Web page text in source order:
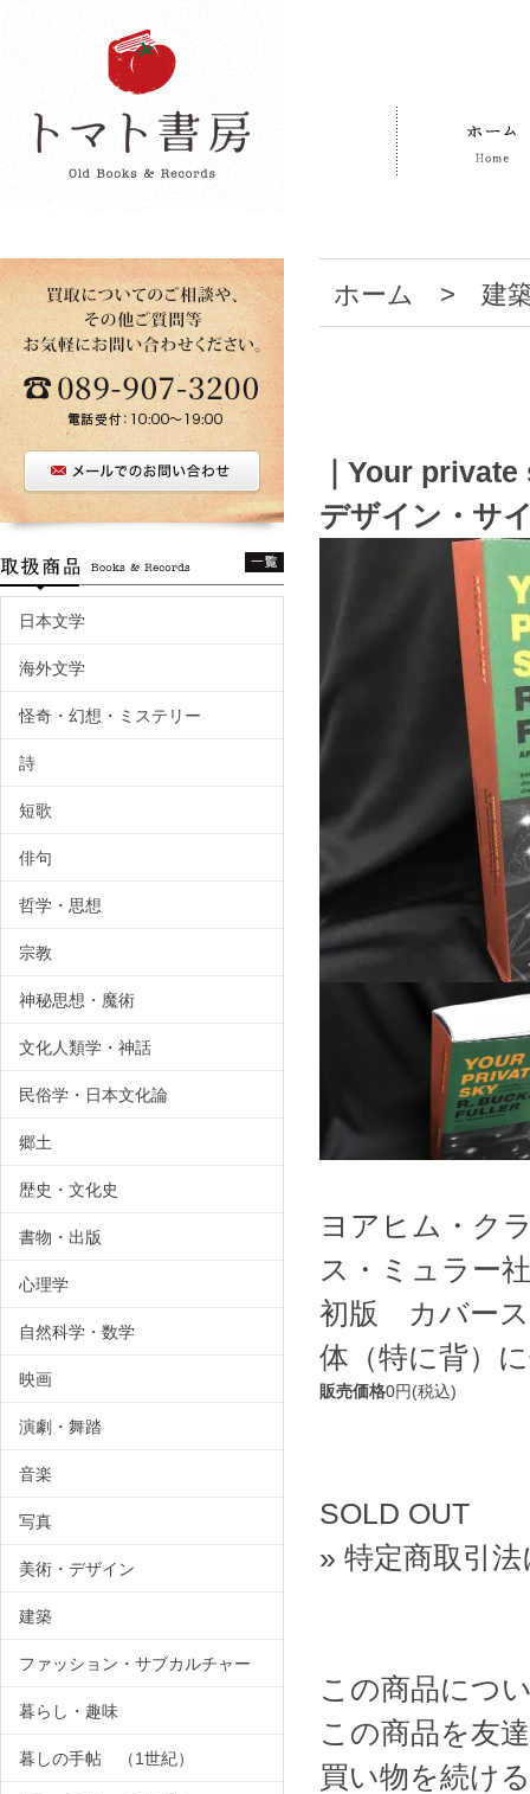
ホーム > 建
｜Your
デザイン・サ
ヨアヒム・ク
ス・ミュラー
初版 カバー
体（特に背）
販売価格0円(税込)
SOLD OUT
» 特定商取引
この商品につ
この商品を友
買い物を続ける
日本文学
海外文学
怪奇・幻想・ミステリー
詩
短歌
俳句
哲学・思想
宗教
神秘思想・魔術
文化人類学・神話
民俗学・日本文化論
郷土
歴史・文化史
書物・出版
心理学
自然科学・数学
映画
演劇・舞踏
音楽
写真
美術・デザイン
建築
ファッション・サブカルチャー
暮らし・趣味
暮しの手帖 （1世紀）